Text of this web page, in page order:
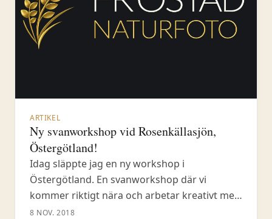
ARTIKEL
Ny svanworkshop vid Rosenkällasjön,
Östergötland!
Idag släppte jag en ny workshop i
Östergötland. En svanworkshop där vi
kommer riktigt nära och arbetar kreativt med
både knölsvan och sångsvan. Det här är
8 NOV. 2018